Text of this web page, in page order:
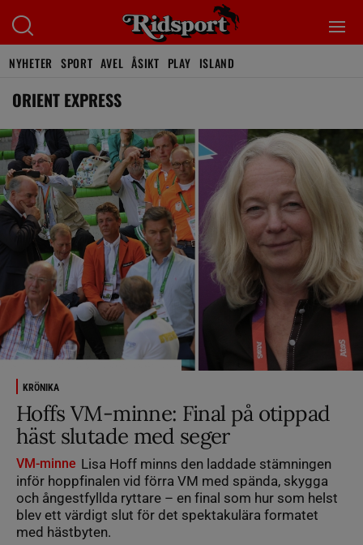
NYHETER SPORT AVEL ÅSIKT PLAY ISLAND
ORIENT EXPRESS
KRÖNIKA
Hoffs VM-minne: Final på otippad
häst slutade med seger
VM-minne Lisa Hoff minns den laddade stämningen
inför hoppfinalen vid förra VM med spända, skygga
och ångestfyllda ryttare – en final som hur som helst
blev ett värdigt slut för det spektakulära formatet
med hästbyten.